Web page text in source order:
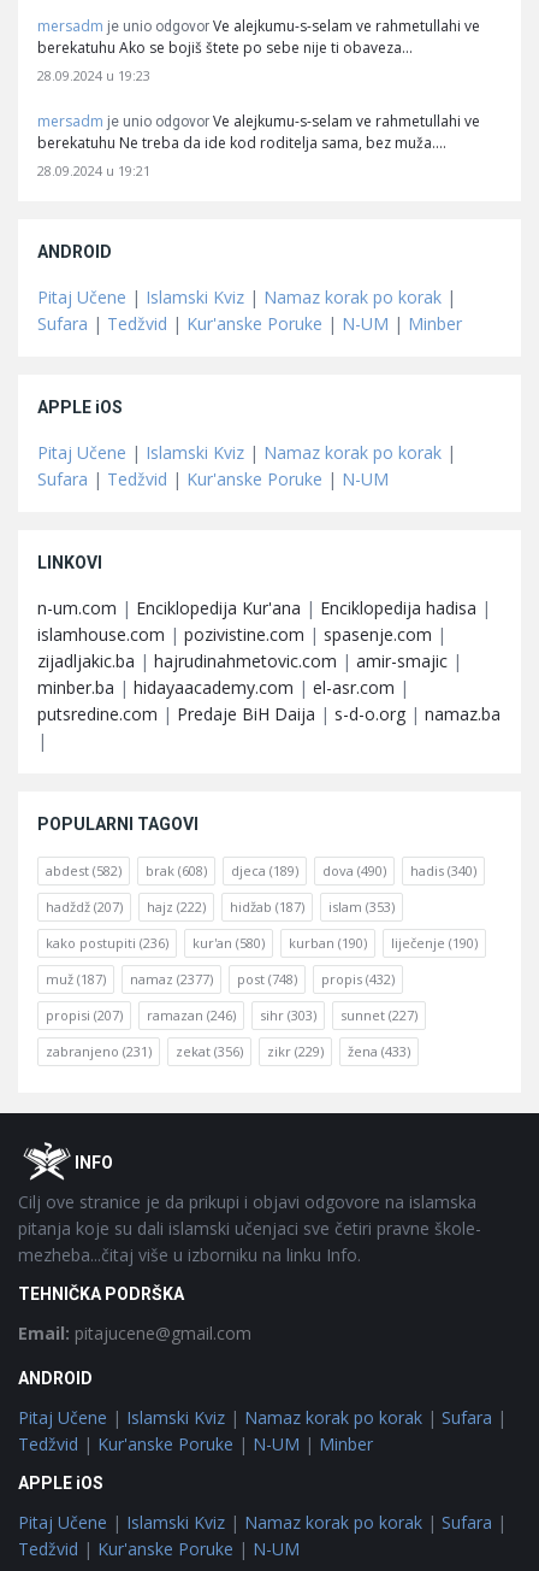
mersadm je unio odgovor Ve alejkumu-s-selam ve rahmetullahi ve
berekatuhu Ako se bojiš štete po sebe nije ti obaveza…
28.09.2024 u 19:23
mersadm je unio odgovor Ve alejkumu-s-selam ve rahmetullahi ve
berekatuhu Ne treba da ide kod roditelja sama, bez muža.…
28.09.2024 u 19:21
ANDROID
Pitaj Učene | Islamski Kviz | Namaz korak po korak |
Sufara | Tedžvid | Kur'anske Poruke | N-UM | Minber
APPLE iOS
Pitaj Učene | Islamski Kviz | Namaz korak po korak |
Sufara | Tedžvid | Kur'anske Poruke | N-UM
LINKOVI
n-um.com | Enciklopedija Kur'ana | Enciklopedija hadisa |
islamhouse.com | pozivistine.com | spasenje.com |
zijadljakic.ba | hajrudinahmetovic.com | amir-smajic |
minber.ba | hidayaacademy.com | el-asr.com |
putsredine.com | Predaje BiH Daija | s-d-o.org | namaz.ba
|
POPULARNI TAGOVI
abdest (582) brak (608) djeca (189) dova (490) hadis (340)
hadždž (207) hajz (222) hidžab (187) islam (353)
kako postupiti (236) kur'an (580) kurban (190) liječenje (190)
muž (187) namaz (2377) post (748) propis (432)
propisi (207) ramazan (246) sihr (303) sunnet (227)
zabranjeno (231) zekat (356) zikr (229) žena (433)
FooterOINFO
Cilj ove stranice je da prikupi i objavi odgovore na islamska
pitanja koje su dali islamski učenjaci sve četiri pravne škole-
mezheba...čitaj više u izborniku na linku Info.
TEHNIČKA PODRŠKA
Email: pitajucene@gmail.com
ANDROID
Pitaj Učene | Islamski Kviz | Namaz korak po korak | Sufara |
Tedžvid | Kur'anske Poruke | N-UM | Minber
APPLE iOS
Pitaj Učene | Islamski Kviz | Namaz korak po korak | Sufara |
Tedžvid | Kur'anske Poruke | N-UM